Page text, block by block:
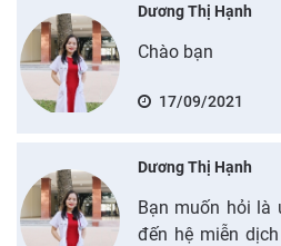
Dương Thị Hạnh
Chào bạn
17/09/2021
Dương Thị Hạnh
Bạn muốn hỏi là
đến hệ miễn